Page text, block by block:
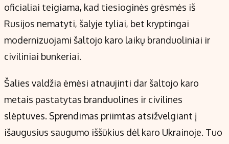
Kontaktai
Regionų naujienos
Indėlių palūkanos
oficialiai teigiama, kad tiesioginės grėsmės iš
Rusijos nematyti, šalyje tyliai, bet kryptingai
modernizuojami šaltojo karo laikų branduoliniai ir
civiliniai bunkeriai.
Šalies valdžia ėmėsi atnaujinti dar šaltojo karo
metais pastatytas branduolines ir civilines
slėptuves. Sprendimas priimtas atsižvelgiant į
išaugusius saugumo iššūkius dėl karo Ukrainoje. Tuo